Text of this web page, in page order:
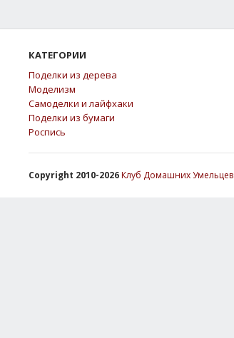
КАТЕГОРИИ
Поделки из дерева
Моделизм
Самоделки и лайфхаки
Поделки из бумаги
Роспись
Copyright 2010-2026Клуб Домашних Умельцев